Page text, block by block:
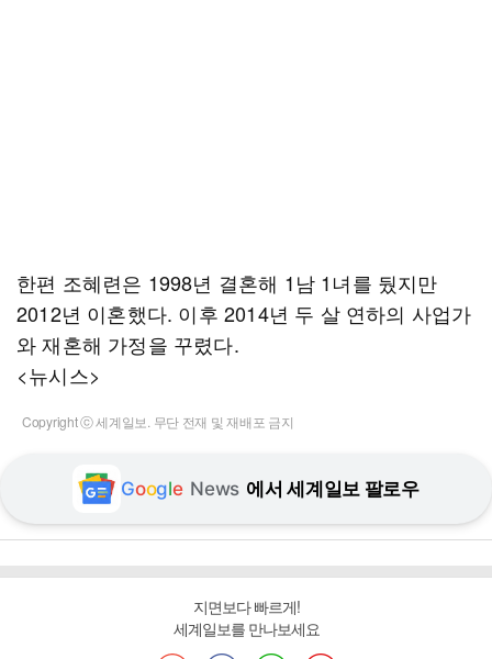
한편 조혜련은 1998년 결혼해 1남 1녀를 뒀지만
2012년 이혼했다. 이후 2014년 두 살 연하의 사업가
와 재혼해 가정을 꾸렸다.
<뉴시스>
Copyright ⓒ 세계일보. 무단 전재 및 재배포 금지
Google News 에서 세계일보 팔로우
지면보다 빠르게!
세계일보를 만나보세요